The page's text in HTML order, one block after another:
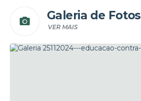
Galeria de Fotos
VER MAIS